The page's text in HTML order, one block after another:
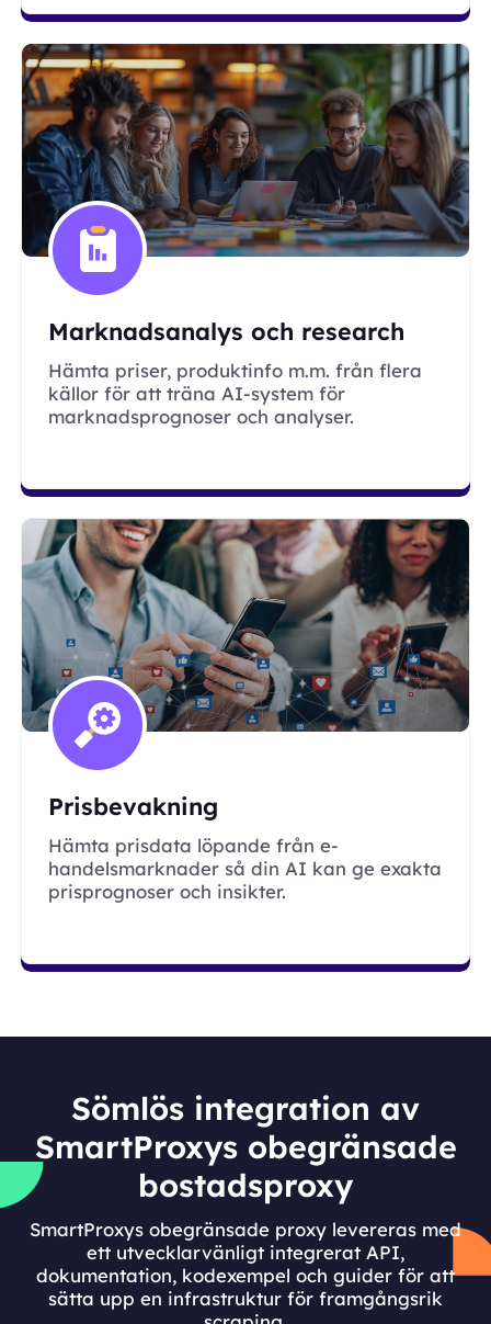
Marknadsanalys och research
Hämta priser, produktinfo m.m. från flera
källor för att träna AI-system för
marknadsprognoser och analyser.
Prisbevakning
Hämta prisdata löpande från e-
handelsmarknader så din AI kan ge exakta
prisprognoser och insikter.
Sömlös integration av
SmartProxys obegränsade
bostadsproxy
SmartProxys obegränsade proxy levereras med
ett utvecklarvänligt integrerat API,
dokumentation, kodexempel och guider för att
sätta upp en infrastruktur för framgångsrik